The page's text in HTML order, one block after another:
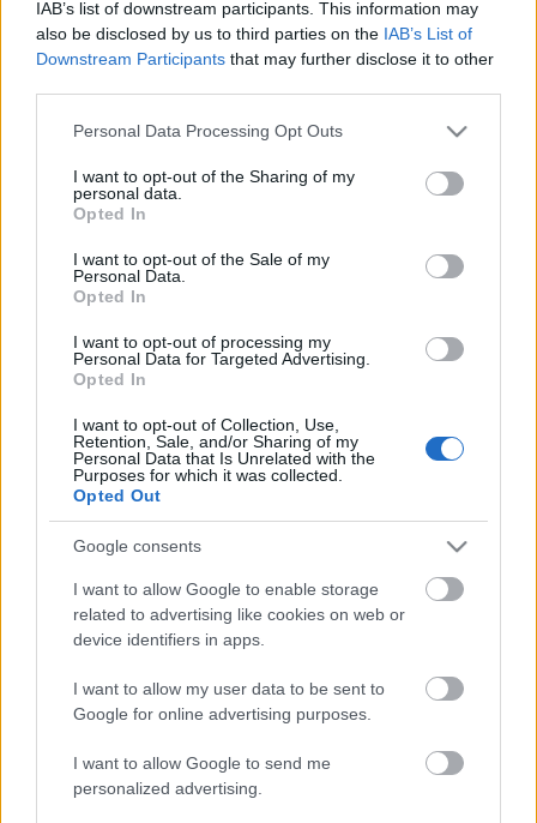
IAB’s list of downstream participants. This information may
also be disclosed by us to third parties on the IAB’s List of
Downstream Participants that may further disclose it to other
Please note that this website/app uses one or more Google
not limited to your visit or usage behaviour. You may click to
grant or deny consent to Google and its third-party tags to
use your data for below specified purposes in below Google
consent section.
Personal Data Processing Opt Outs
I want to opt-out of the Sharing of my
personal data.
Opted In
I want to opt-out of the Sale of my
Personal Data.
Opted In
I want to opt-out of processing my
Personal Data for Targeted Advertising.
Opted In
I want to opt-out of Collection, Use,
Retention, Sale, and/or Sharing of my
Personal Data that Is Unrelated with the
Purposes for which it was collected.
Opted Out
Google consents
I want to allow Google to enable storage
related to advertising like cookies on web or
device identifiers in apps.
I want to allow my user data to be sent to
Google for online advertising purposes.
I want to allow Google to send me
personalized advertising.
901 és a GM.T. lesz majd őket követi majd a
budapesti Agressun. Veszprémből érkezik majd az
motscharmetal és ha fogalmad sincs arról, hogy ez
mit jelenthet,akkor feltétlenül meg kell nézned őket.
Az est fellépői között van a hatvani D.O.J. is, akik
hamarosan rögzítik néhány első dalukat illetve a
Rocktusa fesztiváloknak. Az estet a révkomáromi
Corelosa zárja, akikről azt kell tudni, hogy 2006-ban
koncerteznek és ebben a felállásban először lépnek
majd fel a fővárosban.
2011. 12.03.
Vadvirág Táncház
Kapunyitás: 18 óra
Belépő : 600 HUF
Címkék:ajánló
Ajánlott bejegyzések: